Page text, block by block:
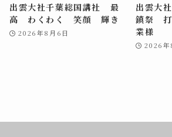
出雲大社千葉総国講社 最
高 わくわく 笑顔 輝き
2026年8月6日
出雲大
鎮祭
業様
2026年